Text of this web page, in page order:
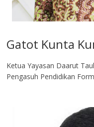
Gatot Kunta
Ketua Yayasan Daarut
Pengasuh Pendidikan